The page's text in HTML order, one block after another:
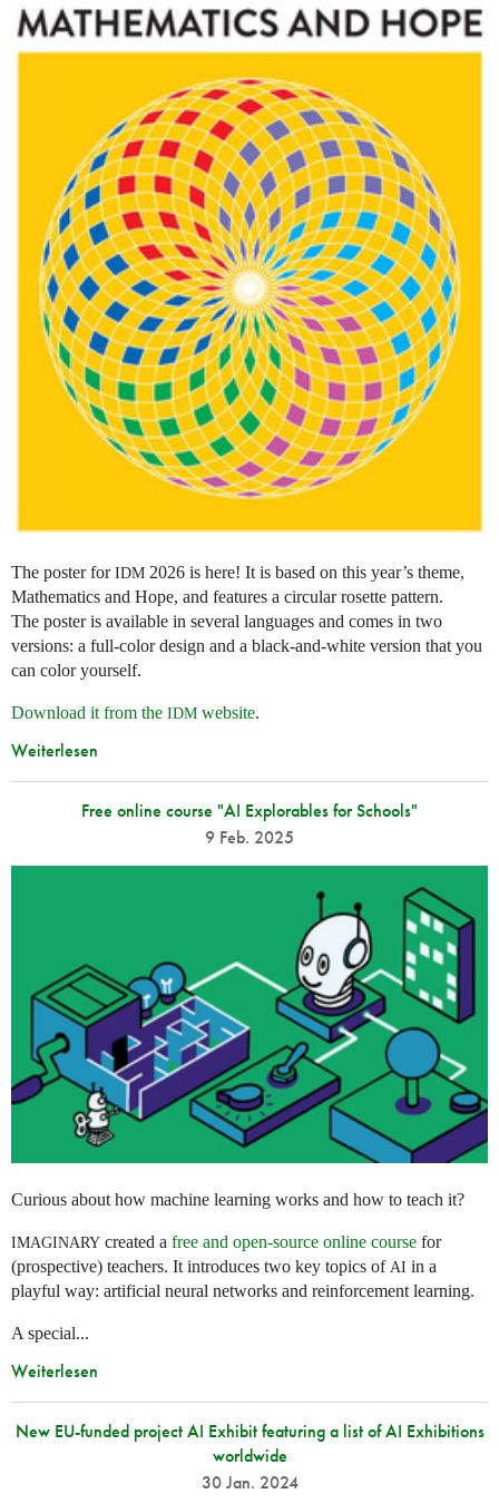
The poster forIDM 2026 is here! It is based on this year’s theme,
Mathematics and Hope, and features a circular rosette pattern.
The poster is available in several languages and comes in two
versions: a full-color design and a black-and-white version that you
can color yourself.
Download it from the IDM website.
Weiterlesen
Free online course "AI Explorables for Schools"
9 Feb. 2025
Curious about how machine learning works and how to teach it?
IMAGINARY created a free and open-source online course for
(prospective) teachers. It introduces two key topics of AI in a
playful way: artificial neural networks and reinforcement learning.
A special...
Weiterlesen
New EU-funded project AI Exhibit featuring a list of AI Exhibitions
worldwide
30 Jan. 2024